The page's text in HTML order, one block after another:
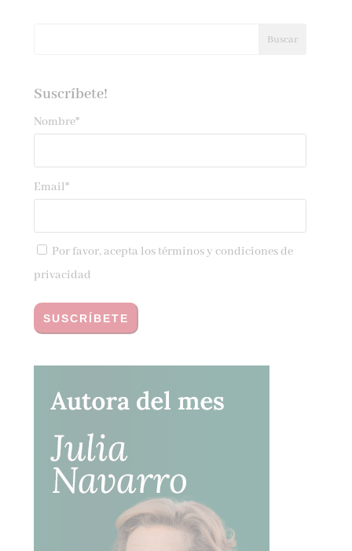
Suscríbete!
Nombre*
Email*
Por favor, acepta los términos y condiciones de
privacidad